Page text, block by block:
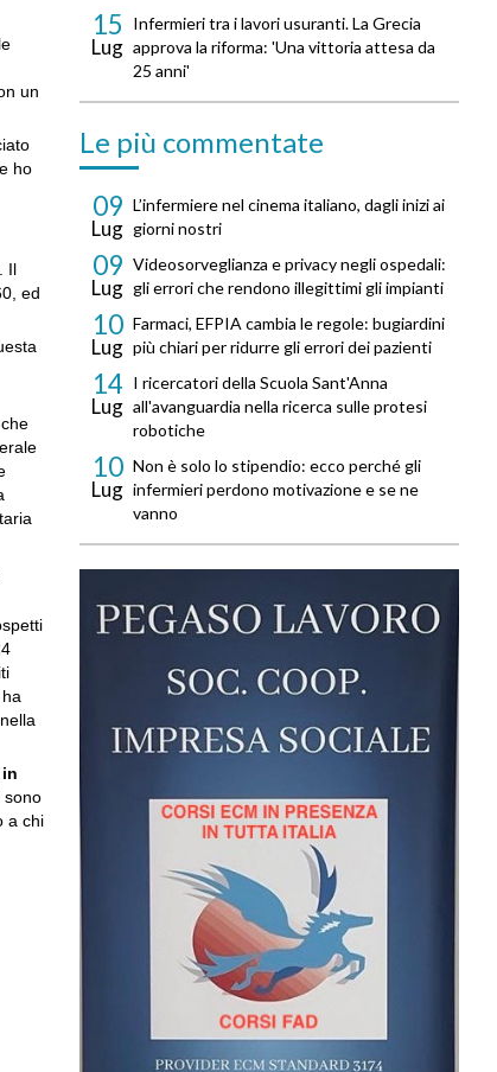
un
ho
Il
ed
sono
a chi
15
Lug
Infermieri tra i lavori usuranti. La Grecia
approva la riforma: 'Una vittoria attesa da
25 anni'
Le più commentate
09
Lug
L’infermiere nel cinema italiano, dagli inizi ai
giorni nostri
09
Lug
Videosorveglianza e privacy negli ospedali:
gli errori che rendono illegittimi gli impianti
10
Lug
Farmaci, EFPIA cambia le regole: bugiardini
più chiari per ridurre gli errori dei pazienti
14
Lug
I ricercatori della Scuola Sant'Anna
all'avanguardia nella ricerca sulle protesi
robotiche
10
Lug
Non è solo lo stipendio: ecco perché gli
infermieri perdono motivazione e se ne
vanno